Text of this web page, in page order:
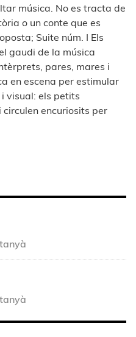
música. No es tracta de
o un conte que es
Suite núm. I Els
gaudi de la música
pares, mares i
en escena per estimular
visual: els petits
encuriosits per